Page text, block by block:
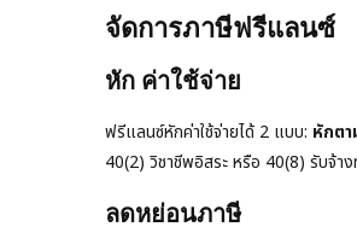
จัดการภาษีฟรีแลนซ์
หัก ค่าใช้จ่าย
ฟรีแลนซ์หักค่าใช้จ่ายได้ 2 แบบ: หักต
40(2) วิชาชีพอิสระ หรือ 40(8) รับจ้า
ลดหย่อนภาษี